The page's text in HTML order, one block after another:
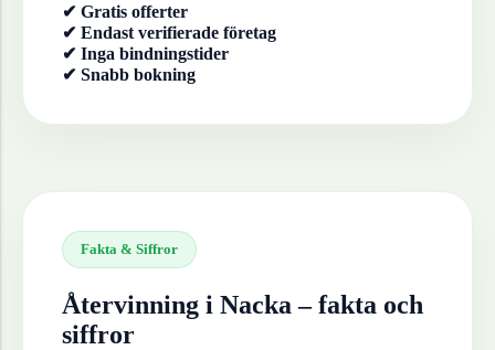
✔ Gratis offerter
✔ Endast verifierade företag
✔ Inga bindningstider
✔ Snabb bokning
Fakta & Siffror
Återvinning i Nacka – fakta och
siffror